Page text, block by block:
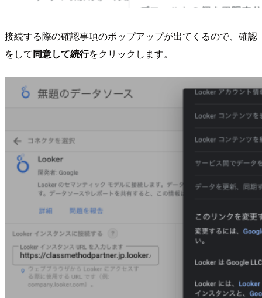
接続する際の確認事項のポップアップが出てくるので、確認
をして同意して続行をクリックします。